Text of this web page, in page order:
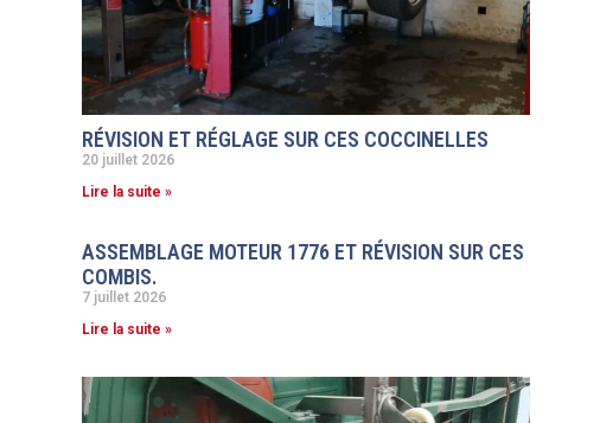
RÉVISION ET RÉGLAGE SUR CES COCCINELLES
20 juillet 2026
Lire la suite »
ASSEMBLAGE MOTEUR 1776 ET RÉVISION SUR CES
COMBIS.
7 juillet 2026
Lire la suite »